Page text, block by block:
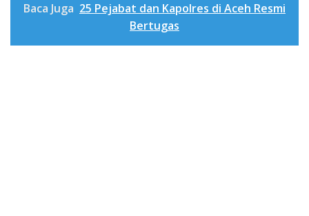
Baca Juga 25 Pejabat dan Kapolres di Aceh Resmi
Bertugas